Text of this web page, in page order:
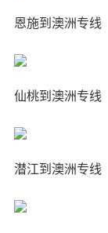
恩施到澳洲专线
仙桃到澳洲专线
潜江到澳洲专线